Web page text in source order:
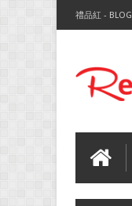
禮品紅 - BLOG